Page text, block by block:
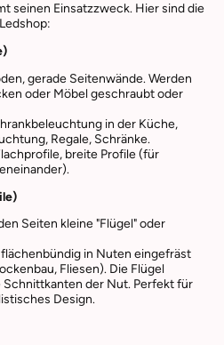
seinen Einsatzzweck. Hier sind die
gerade Seitenwände. Werden
oder Möbel geschraubt oder
in der Küche,
Regale, Schränke.
breite Profile (für
Seiten kleine "Flügel" oder
in Nuten eingefräst
Fliesen). Die Flügel
der Nut. Perfekt für
Design.